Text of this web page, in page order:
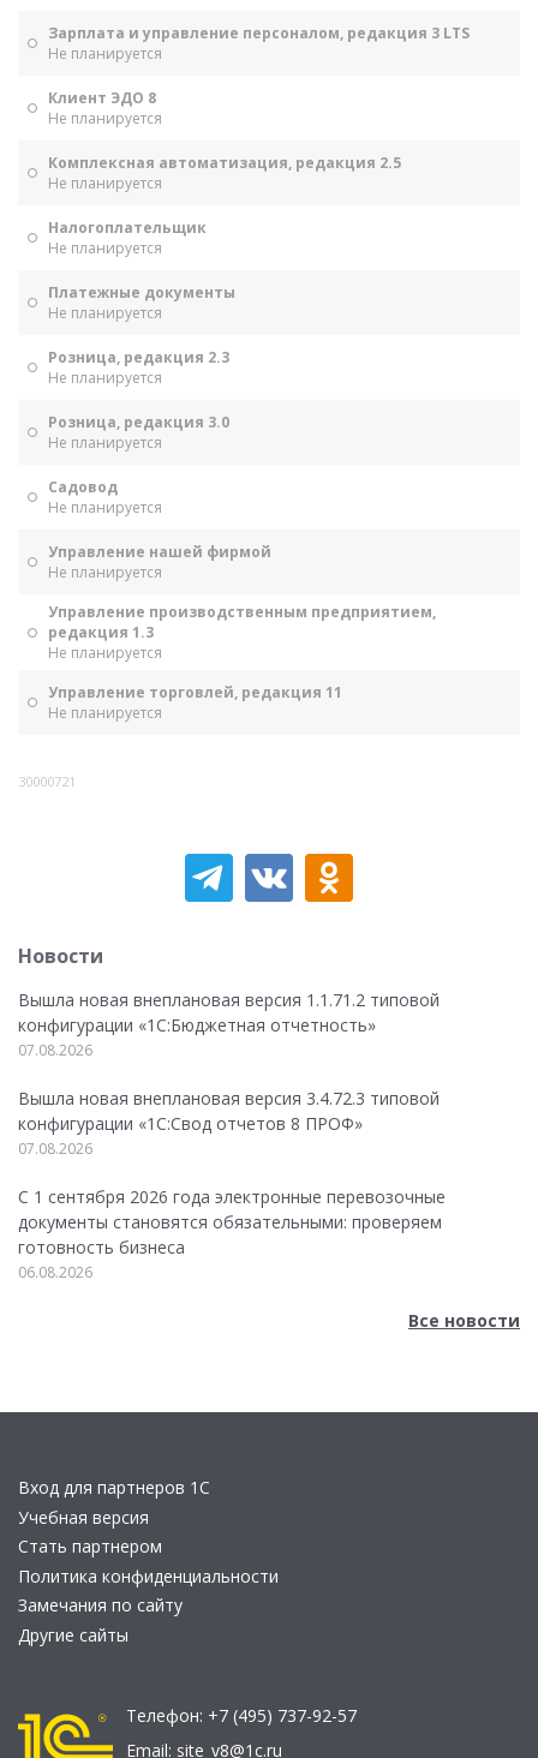
Зарплата и управление персоналом, редакция 3 LTS
Не планируется
Клиент ЭДО 8
Не планируется
Комплексная автоматизация, редакция 2.5
Не планируется
Налогоплательщик
Не планируется
Платежные документы
Не планируется
Розница, редакция 2.3
Не планируется
Розница, редакция 3.0
Не планируется
Садовод
Не планируется
Управление нашей фирмой
Не планируется
Управление производственным предприятием,
редакция 1.3
Не планируется
Управление торговлей, редакция 11
Не планируется
30000721
Новости
Вышла новая внеплановая версия 1.1.71.2 типовой
конфигурации «1C:Бюджетная отчетность»
07.08.2026
Вышла новая внеплановая версия 3.4.72.3 типовой
конфигурации «1C:Свод отчетов 8 ПРОФ»
07.08.2026
С 1 сентября 2026 года электронные перевозочные
документы становятся обязательными: проверяем
готовность бизнеса
06.08.2026
Все новости
Вход для партнеров 1С
Учебная версия
Стать партнером
Политика конфиденциальности
Замечания по сайту
Другие сайты
Телефон: +7 (495) 737-92-57
Email: site_v8@1c.ru